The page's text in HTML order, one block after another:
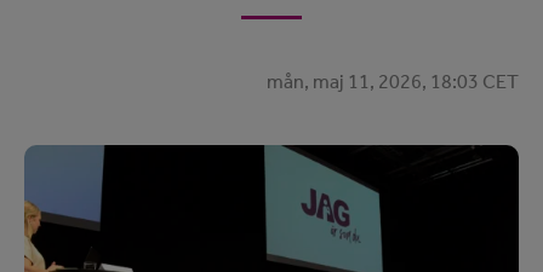
mån, maj 11, 2026, 18:03 CET